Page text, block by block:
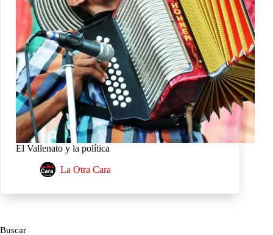
El Vallenato y la política
La Otra Cara
Buscar